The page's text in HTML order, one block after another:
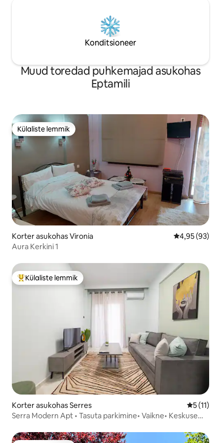
Konditsioneer
Muud toredad puhkemajad asukohas
Eptamili
Külaliste lemmik
Külaliste lemmik
Korter asukohas Vironia Keskmine
4,95 (93)
Aura Kerkini 1
Külaliste suur lemmik
Külaliste lemmik
Korter asukohas Serres
5 (11)
Serra Modern Apt • Tasuta parkimine• Vaikne• Keskuse